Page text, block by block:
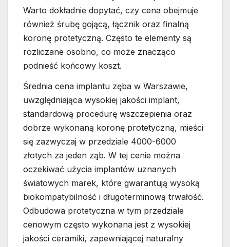
Warto dokładnie dopytać, czy cena obejmuje
również śrubę gojącą, łącznik oraz finalną
koronę protetyczną. Często te elementy są
rozliczane osobno, co może znacząco
podnieść końcowy koszt.
Średnia cena implantu zęba w Warszawie,
uwzględniająca wysokiej jakości implant,
standardową procedurę wszczepienia oraz
dobrze wykonaną koronę protetyczną, mieści
się zazwyczaj w przedziale 4000-6000
złotych za jeden ząb. W tej cenie można
oczekiwać użycia implantów uznanych
światowych marek, które gwarantują wysoką
biokompatybilność i długoterminową trwałość.
Odbudowa protetyczna w tym przedziale
cenowym często wykonana jest z wysokiej
jakości ceramiki, zapewniającej naturalny